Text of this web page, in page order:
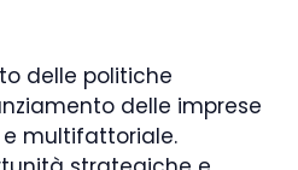
delle politiche
delle imprese
multifattoriale.